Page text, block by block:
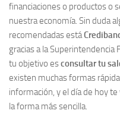
financiaciones o productos o
nuestra economía. Sin duda
recomendadas está
gracias a la Superintendencia
tu objetivo esconsultar tu
existen muchas formas
información, y el día de hoy
la forma más sencilla.